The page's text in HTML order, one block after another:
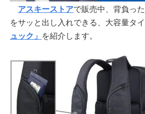
アスキーストアで販売中、背負っ
をサッと出し入れできる、大容量タ
ュック」
を紹介します。